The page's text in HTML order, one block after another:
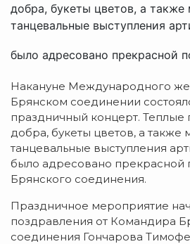
добра, букеты цветов, а также
танцевальные выступления
было адресовано прекрасной
Накануне Международного
Брянском соединении
праздничный концерт.
добра, букеты цветов, а также
танцевальные выступления
было адресовано прекрасной
Брянского соединения.
Праздничное мероприятие
поздравления от Командира
соединения Гончарова